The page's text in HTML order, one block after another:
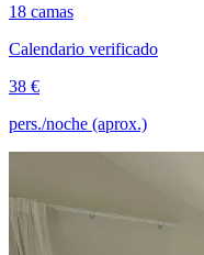
18 camas
Calendario verificado
38 €
pers./noche (aprox.)